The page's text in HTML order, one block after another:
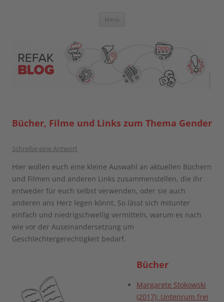
Blog der Referent:innen Akademie
Menü
Bücher, Filme und Links zum Thema Gender
Schreibe eine Antwort
Hier wollen euch eine kleine Auswahl an aktuellen Büchern
und Filmen und anderen Links zusammenstellen, die ihr
entweder für euch selbst verwenden, oder sie auch
anderen ans Herz legen könnt. So lässt sich mitunter
einfach und niedrigschwellig vermitteln, warum es nach
wie vor der Auseinandersetzung um
Geschlechtergerechtigkeit bedarf.
Bücher
Margarete Stokowski
(2017): Untenrum frei